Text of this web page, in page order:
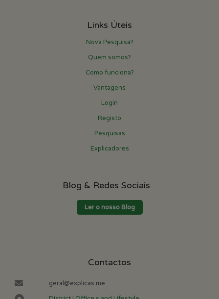
Links Úteis
Nova Pesquisa?
Quem somos?
Como funciona?
Vantagens
Login
Registo
Pesquisas
Explicadores
Blog & Redes Sociais
Ler o nosso Blog
Contactos
geral@explicas.me